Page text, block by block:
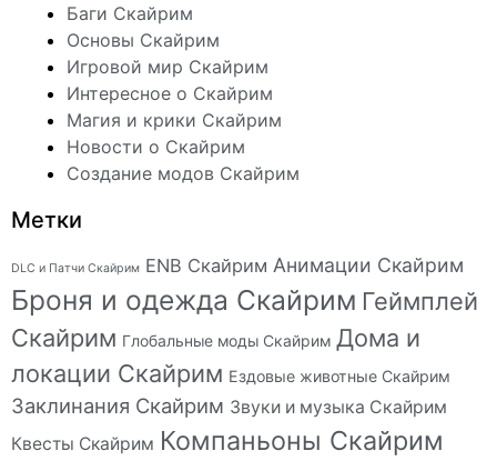
Баги Скайрим
Основы Скайрим
Игровой мир Скайрим
Интересное о Скайрим
Магия и крики Скайрим
Новости о Скайрим
Создание модов Скайрим
Метки
DLC и Патчи Скайрим ENB Скайрим Анимации Скайрим
Броня и одежда Скайрим Геймплей
Скайрим Глобальные моды Скайрим Дома и
локации Скайрим Ездовые животные Скайрим
Заклинания Скайрим Звуки и музыка Скайрим
Квесты Скайрим Компаньоны Скайрим